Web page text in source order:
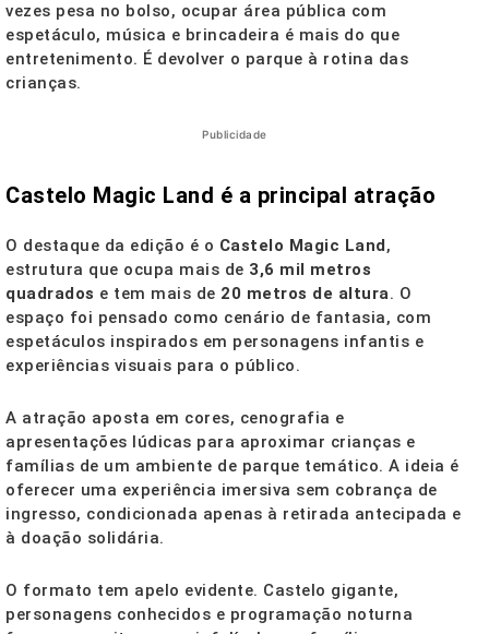
vezes pesa no bolso, ocupar área pública com
espetáculo, música e brincadeira é mais do que
entretenimento. É devolver o parque à rotina das
crianças.
Publicidade
Castelo Magic Land é a principal atração
O destaque da edição é o Castelo Magic Land,
estrutura que ocupa mais de 3,6 mil metros
quadrados e tem mais de 20 metros de altura. O
espaço foi pensado como cenário de fantasia, com
espetáculos inspirados em personagens infantis e
experiências visuais para o público.
A atração aposta em cores, cenografia e
apresentações lúdicas para aproximar crianças e
famílias de um ambiente de parque temático. A ideia é
oferecer uma experiência imersiva sem cobrança de
ingresso, condicionada apenas à retirada antecipada e
à doação solidária.
O formato tem apelo evidente. Castelo gigante,
personagens conhecidos e programação noturna